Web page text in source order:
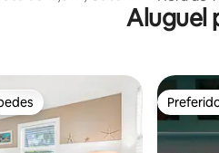
Aluguel